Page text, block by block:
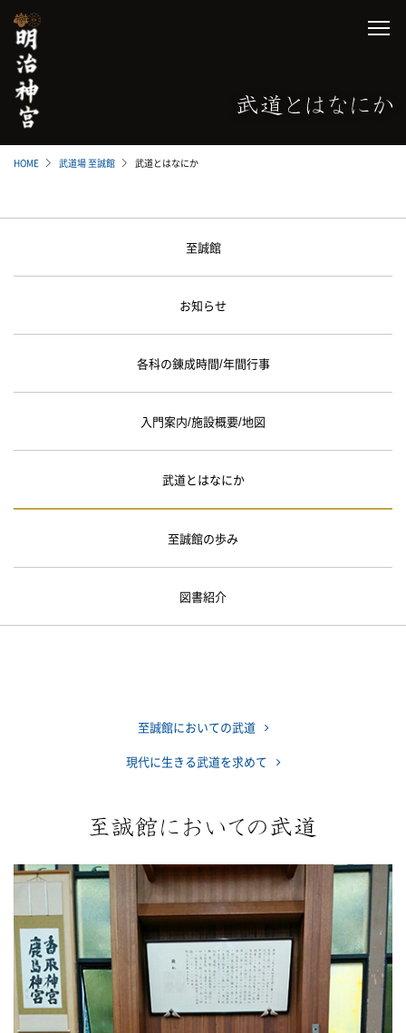
HOME 武道場 至誠館 武道とはなにか
至誠館
お知らせ
各科の錬成時間/年間行事
入門案内/施設概要/地図
武道とはなにか
至誠館の歩み
図書紹介
至誠館においての武道
現代に生きる武道を求めて